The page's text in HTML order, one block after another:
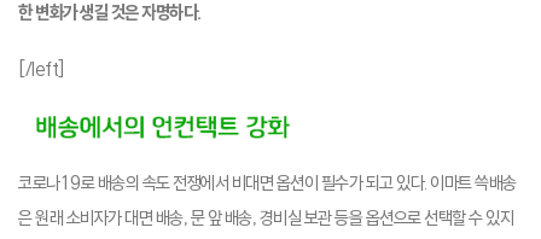
한 변화가 생길 것은 자명하다.
[/left]
코로나19로 배송의 속도 전쟁에서 비대면 옵션이 필수가 되고 있다. 이마트 쓱배송
은 원래 소비자가 대면 배송, 문 앞 배송, 경비실 보관 등을 옵션으로 선택할 수 있지